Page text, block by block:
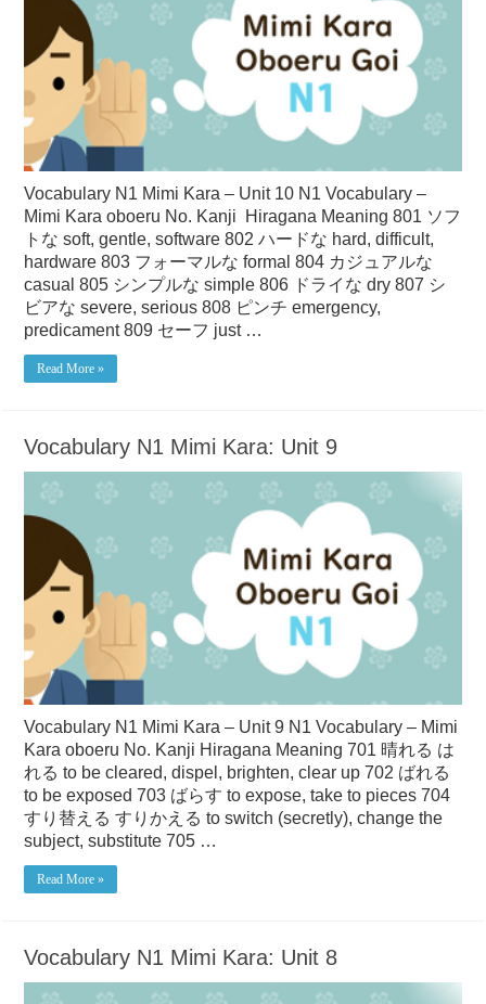
Vocabulary N1 Mimi Kara – Unit 10 N1 Vocabulary –
Mimi Kara oboeru No. Kanji Hiragana Meaning 801 ソフ
トな soft, gentle, software 802 ハードな hard, difficult,
hardware 803 フォーマルな formal 804 カジュアルな
casual 805 シンプルな simple 806 ドライな dry 807 シ
ビアな severe, serious 808 ピンチ emergency,
predicament 809 セーフ just …
Read More »
Vocabulary N1 Mimi Kara: Unit 9
Vocabulary N1 Mimi Kara – Unit 9 N1 Vocabulary – Mimi
Kara oboeru No. Kanji Hiragana Meaning 701 晴れる は
れる to be cleared, dispel, brighten, clear up 702 ばれる
to be exposed 703 ばらす to expose, take to pieces 704
すり替える すりかえる to switch (secretly), change the
subject, substitute 705 …
Read More »
Vocabulary N1 Mimi Kara: Unit 8